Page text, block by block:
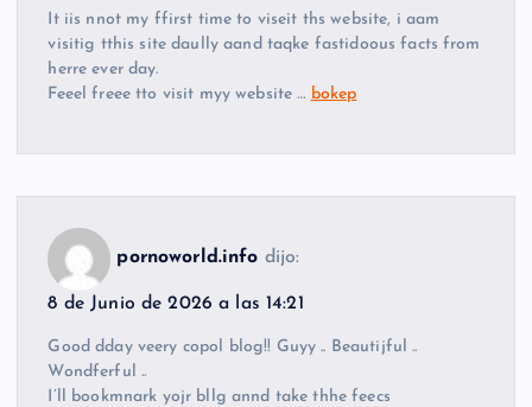
It iis nnot my ffirst time to viseit ths website, i aam
visitig tthis site daully aand taqke fastidoous facts from
herre ever day.
Feeel freee tto visit myy website … bokep
pornoworld.info dijo:
8 de Junio de 2026 a las 14:21
Good dday veery copol blog!! Guyy .. Beautijful ..
Wondferful ..
I’ll bookmnark yojr bllg annd take thhe feecs